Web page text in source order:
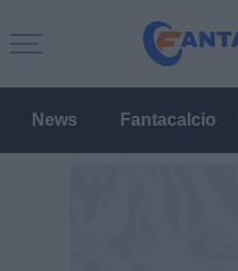
News Fantacalcio